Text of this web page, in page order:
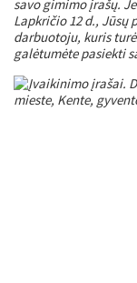
savo gimimo įrašų.
Lapkričio 12 d., Jūsų
darbuotoju, kuris
galėtumėte pasiekti